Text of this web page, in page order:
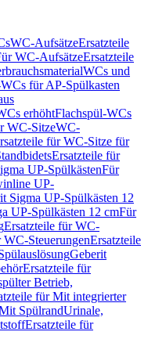
WC-AufsätzeErsatzteile
WC-AufsätzeErsatzteile
WCs und
für AP-Spülkasten
erhöhtFlachspül-WCs
WC-SitzeWC-
für WC-Sitze für
Ersatzteile für
UP-SpülkästenFür
UP-
Sigma UP-Spülkästen 12
UP-Spülkästen 12 cmFür
Ersatzteile für WC-
SteuerungenErsatzteile
Geberit
Ersatzteile für
Betrieb,
für Mit integrierter
SpülrandUrinale,
Ersatzteile für